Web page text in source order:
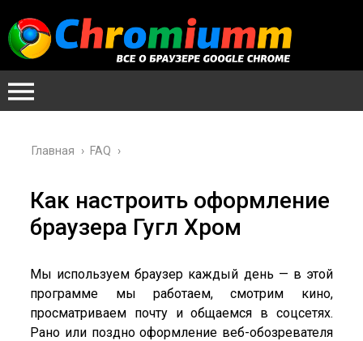
Главная › FAQ ›
Как настроить оформление
браузера Гугл Хром
Мы используем браузер каждый день — в этой
программе мы работаем, смотрим кино,
просматриваем почту и общаемся в соцсетях.
Рано или поздно оформление веб-обозревателя